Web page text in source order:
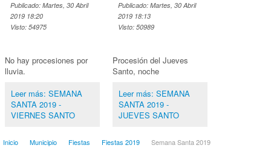
Publicado: Martes, 30 Abril
2019 18:20
Visto: 54975
No hay procesiones por
lluvia.
Leer más: SEMANA
SANTA 2019 -
VIERNES SANTO
Publicado: Martes, 30 Abril
2019 18:13
Visto: 50989
Procesión del Jueves
Santo, noche
Leer más: SEMANA
SANTA 2019 -
JUEVES SANTO
Inicio Municipio Fiestas Fiestas 2019 Semana Santa 2019